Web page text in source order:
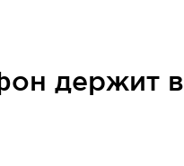
держит в